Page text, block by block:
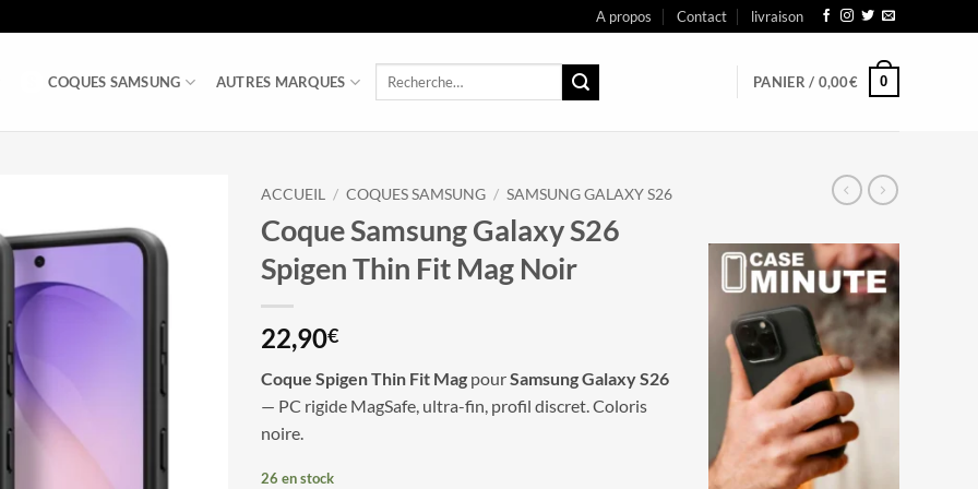
A propos Contact livraison
COQUES SAMSUNG AUTRES MARQUES
Recherche
PANIER / 0,00€ 0
ACCUEIL / COQUES SAMSUNG / SAMSUNG GALAXY S26
Coque Samsung Galaxy S26
Spigen Thin Fit Mag Noir
22,90€
Coque Spigen Thin Fit Mag pourSamsung Galaxy S26
— PC rigide MagSafe, ultra-fin, profil discret. Coloris
noire.
26 en stock